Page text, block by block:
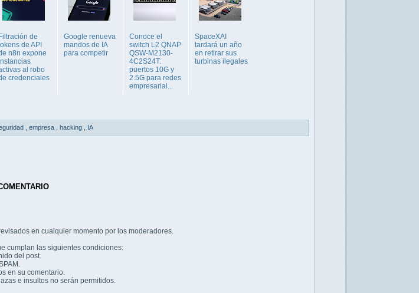
Filtración de
de API
n8n expone
al robo
credenciales
Google renueva
mandos de IA
para competir
Conoce el
switch L2 QNAP
QSW-M2130-
4C2S24T:
puertos 10G y
2.5G para redes
empresarial...
SpaceXAI
tardará un año
en retirar sus
turbinas ilegales
empresa hacking IA
en cualquier momento por los moderadores.
cumplan las siguientes condiciones:
del post.
en su comentario.
e insultos no serán permitidos.